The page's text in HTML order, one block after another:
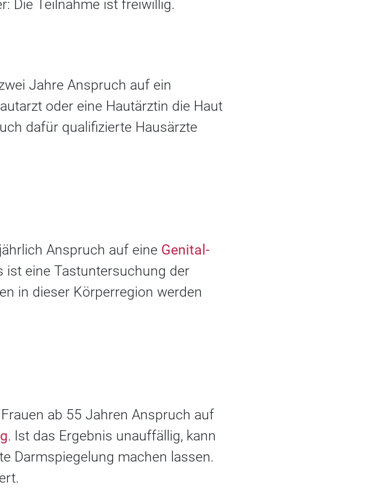
Die Teilnahme ist freiwillig.
Jahre Anspruch auf ein
oder eine Hautärztin die Haut
dafür qualifizierte Hausärzte
Anspruch auf eine Genital-
ist eine Tastuntersuchung der
in dieser Körperregion werden
ab 55 Jahren Anspruch auf
. Ist das Ergebnis unauffällig, kann
Darmspiegelung machen lassen.